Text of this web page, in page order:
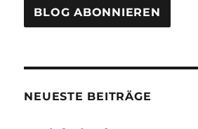
NEUESTE BEITRÄGE